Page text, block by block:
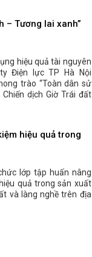
– Tương lai xanh”
hiệu quả tài nguyên
Điện lực TP Hà Nội
trào “Toàn dân sử
dịch Giờ Trái đất
hiệu quả trong
lớp tập huấn nâng
quả trong sản xuất
và làng nghề trên địa